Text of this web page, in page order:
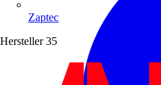
Zaptec
Hersteller 35